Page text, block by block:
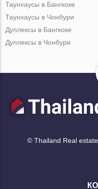
Таунхаусы в Бангкоке
Таунхаусы в Чонбури
Дуплексы в Бангкоке
Дуплексы в Чонбури
© Thailand Real